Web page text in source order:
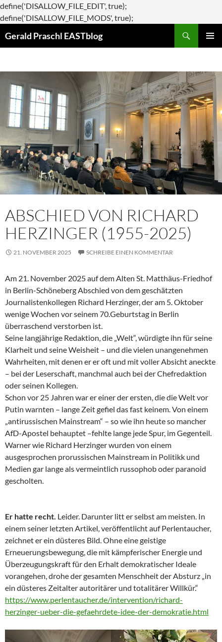
define('DISALLOW_FILE_EDIT', true);
define('DISALLOW_FILE_MODS', true);
Gerald Praschl EASTblog
ABSCHIED VON RICHARD
HERZINGER (1955-2025)
21. NOVEMBER 2025 SCHREIBE EINEN KOMMENTAR
Am 21. November 2025 auf dem Alten St. Matthäus-Friedhof
in Berlin-Schöneberg Abschied von dem geschätzten
Journalistenkollegen Richard Herzinger, der am 5. Oktober
wenige Wochen vor seinem 70.Geburtstag in Berlin
überraschend verstorben ist.
Seine langjährige Redaktion, die „Welt“, würdigte ihn für seine
Klarheit und seine Weisheit – und die vielen unangenehmen
Wahrheiten, mit denen er er oft und mit voller Absicht aneckte
– bei der Leserschaft, manchmal auch bei der Chefredaktion
oder seinen Kollegen.
Schon vor 25 Jahren war er einer der ersten, die die Welt vor
Putin warnten – lange Zeit gefiel das fast keinem. Von einem
„antirussischen Mainstream“ – so wie ihn heute so mancher
AfD-Apostel behauptet –fehlte lange jede Spur, im Gegenteil.
Warner wie Richard Herzinger wurden von einem
ausgesprochen prorussischen Mainstream in Politikk und
Medien gar lange als vermeintlich russophob oder paranoid
gescholten.
Er hatte recht. Leider. Darunter litt er selbst am meisten. In
einem seiner letzten Artikel, veröffentlicht auf Perlentaucher,
zeichnet er ein düsteres Bild. Ohne eine geistige
Erneuerungsbewegung, die mit kämpferischer Energie und
Überzeugungskraft für den Erhalt demokratischer Ideale
vorangehen, drohe der gesamten Menschheit der Absturz „in
ein düsteres Zeitalter autoritärer und totalitärer Willkür.“
https://www.perlentaucher.de/intervention/richard-
herzinger-ueber-die-gefaehrdete-idee-der-demokratie.html